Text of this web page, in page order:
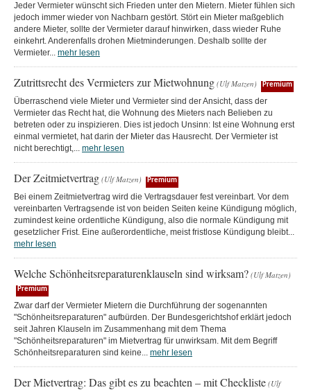
Jeder Vermieter wünscht sich Frieden unter den Mietern. Mieter fühlen sich
jedoch immer wieder von Nachbarn gestört. Stört ein Mieter maßgeblich
andere Mieter, sollte der Vermieter darauf hinwirken, dass wieder Ruhe
einkehrt. Anderenfalls drohen Mietminderungen. Deshalb sollte der
Vermieter... mehr lesen
Zutrittsrecht des Vermieters zur Mietwohnung (Ulf Matzen) Premium
Überraschend viele Mieter und Vermieter sind der Ansicht, dass der
Vermieter das Recht hat, die Wohnung des Mieters nach Belieben zu
betreten oder zu inspizieren. Dies ist jedoch Unsinn: Ist eine Wohnung erst
einmal vermietet, hat darin der Mieter das Hausrecht. Der Vermieter ist
nicht berechtigt,... mehr lesen
Der Zeitmietvertrag (Ulf Matzen) Premium
Bei einem Zeitmietvertrag wird die Vertragsdauer fest vereinbart. Vor dem
vereinbarten Vertragsende ist von beiden Seiten keine Kündigung möglich,
zumindest keine ordentliche Kündigung, also die normale Kündigung mit
gesetzlicher Frist. Eine außerordentliche, meist fristlose Kündigung bleibt...
mehr lesen
Welche Schönheitsreparaturenklauseln sind wirksam? (Ulf Matzen)
Premium
Zwar darf der Vermieter Mietern die Durchführung der sogenannten
"Schönheitsreparaturen" aufbürden. Der Bundesgerichtshof erklärt jedoch
seit Jahren Klauseln im Zusammenhang mit dem Thema
"Schönheitsreparaturen" im Mietvertrag für unwirksam. Mit dem Begriff
Schönheitsreparaturen sind keine... mehr lesen
Der Mietvertrag: Das gibt es zu beachten – mit Checkliste (Ulf